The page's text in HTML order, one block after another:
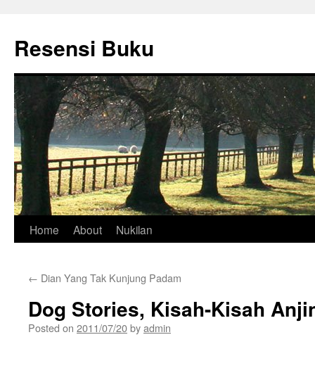
content
Resensi Buku
Home About Nukilan
← Dian Yang Tak Kunjung Padam
Dog Stories, Kisah-Kisah
Posted on 2011/07/20byadmin